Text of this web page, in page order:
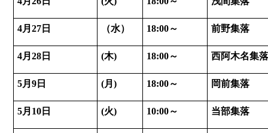
4月27日 （水） 18:00～ 前野集落
4月28日 (木) 18:00～ 西阿木名集
5月9日 (月) 18:00～ 岡前集落
5月10日 (火) 10:00～ 当部集落